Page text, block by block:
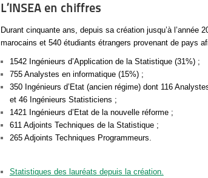
L’INSEA en chiffres
Durant cinquante ans, depuis sa création jusqu’à l’année
marocains et 540 étudiants étrangers provenant de pays
1542 Ingénieurs d’Application de la Statistique (31%) ;
755 Analystes en informatique (15%) ;
350 Ingénieurs d’Etat (ancien régime) dont 116
et 46 Ingénieurs Statisticiens ;
1421 Ingénieurs d’Etat de la nouvelle réforme ;
611 Adjoints Techniques de la Statistique ;
265 Adjoints Techniques Programmeurs.
Statistiques des lauréats depuis la création.